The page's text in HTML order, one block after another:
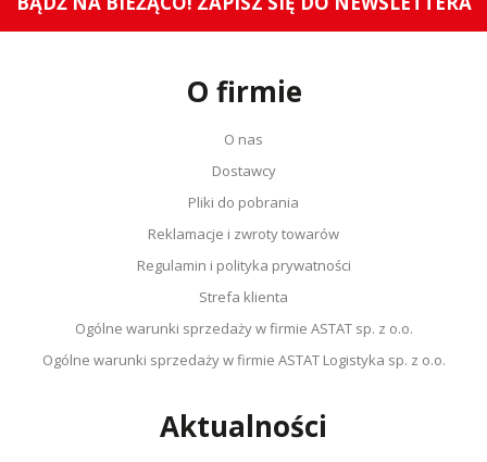
Filtr (zakres)
0,1..10 Hz lub wyłączony
-40..85
0,4
Tak
E1,
0,185
Oznaczenie CE
Tak
Certyfikat RoHS
Tak
O firmie
O nas
Dostawcy
Pliki do pobrania
Reklamacje i zwroty towarów
Regulamin i polityka prywatności
Strefa klienta
Ogólne warunki sprzedaży w firmie ASTAT sp. z o.o.
Ogólne warunki sprzedaży w firmie ASTAT Logistyka sp. z o.o.
Aktualności